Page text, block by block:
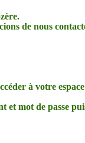
de nous
à votre
et mot de passe